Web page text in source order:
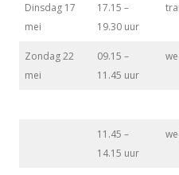
Dinsdag 17
mei
17.15 –
19.30 uur
Zondag 22
mei
09.15 –
11.45 uur
11.45 –
14.15 uur